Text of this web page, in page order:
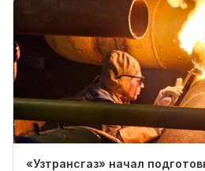
«Узтрансгаз» начал